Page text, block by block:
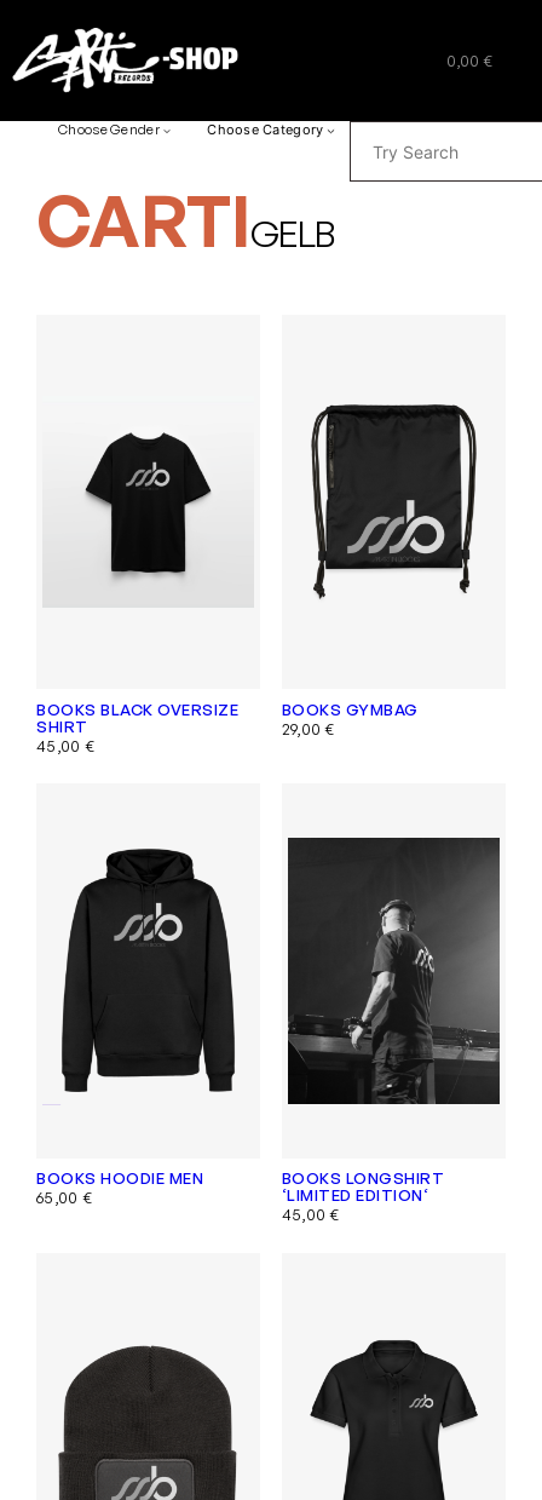
0,00 €
Choose Gender Choose Category
CARTIGELB
BOOKS BLACK OVERSIZE
SHIRT
45,00 €
BOOKS GYMBAG
29,00€
BOOKS HOODIE MEN
65,00 €
BOOKS LONGSHIRT
‘LIMITED EDITION‘
45,00€